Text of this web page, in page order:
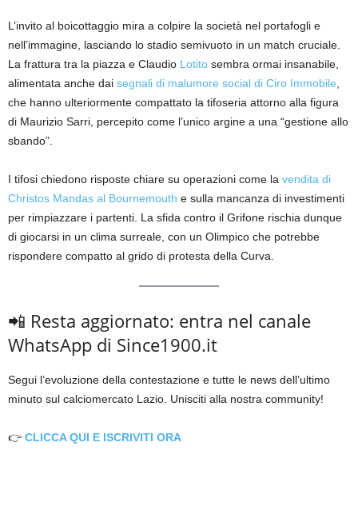
L’invito al boicottaggio mira a colpire la società nel portafogli e
nell’immagine, lasciando lo stadio semivuoto in un match cruciale.
La frattura tra la piazza e Claudio Lotito sembra ormai insanabile,
alimentata anche dai segnali di malumore social di Ciro Immobile
che hanno ulteriormente compattato la tifoseria attorno alla figura
di Maurizio Sarri, percepito come l’unico argine a una “gestione allo
sbando”.
I tifosi chiedono risposte chiare su operazioni come la vendita di
Christos Mandas al Bournemouth e sulla mancanza di investimenti
per rimpiazzare i partenti. La sfida contro il Grifone rischia dunque
di giocarsi in un clima surreale, con un Olimpico che potrebbe
rispondere compatto al grido di protesta della Curva.
📲 Resta aggiornato: entra nel canale
WhatsApp di Since1900.it
Segui l’evoluzione della contestazione e tutte le news dell’ultimo
minuto sul calciomercato Lazio. Unisciti alla nostra community!
👉 CLICCA QUI E ISCRIVITI ORA